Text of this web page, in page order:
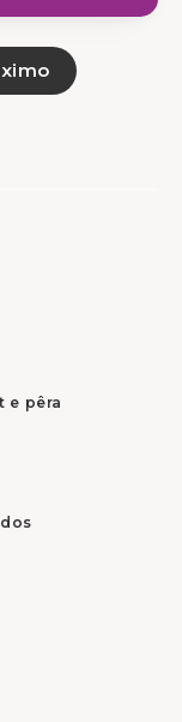
e pêra